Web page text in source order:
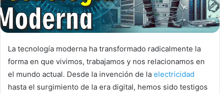
La tecnología moderna ha transformado radicalmente la
forma en que vivimos, trabajamos y nos relacionamos en
el mundo actual. Desde la invención de la electricidad
hasta el surgimiento de la era digital, hemos sido testigos